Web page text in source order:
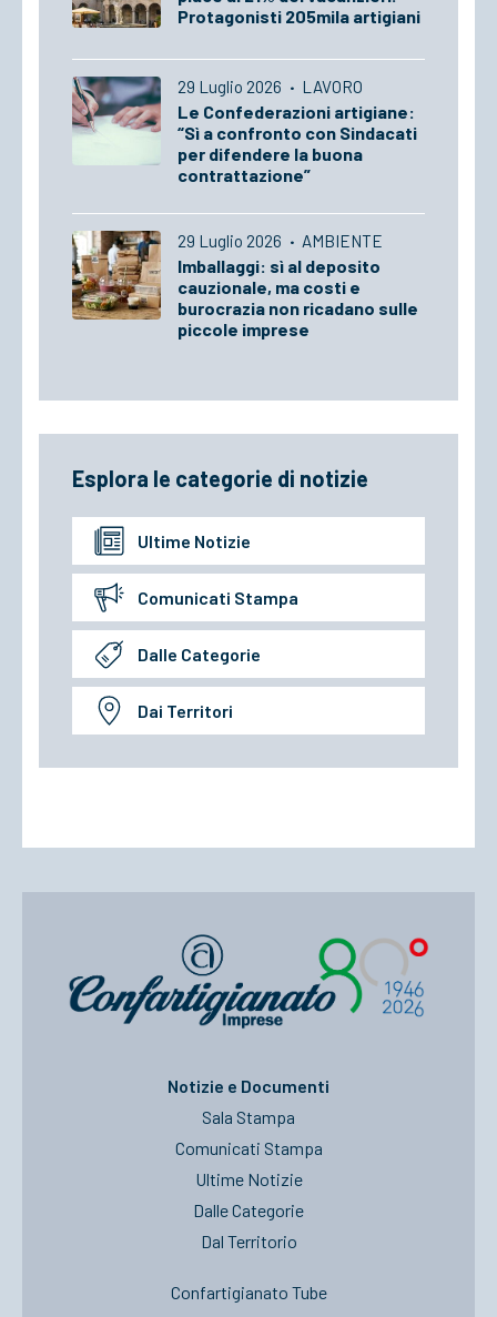
Protagonisti 205mila artigiani
29 Luglio 2026 · LAVORO
Le Confederazioni artigiane:
“Sì a confronto con Sindacati
per difendere la buona
contrattazione”
29 Luglio 2026 · AMBIENTE
Imballaggi: sì al deposito
cauzionale, ma costi e
burocrazia non ricadano sulle
piccole imprese
Esplora le categorie di notizie
Ultime Notizie
Comunicati Stampa
Dalle Categorie
Dai Territori
Notizie e Documenti
Sala Stampa
Comunicati Stampa
Ultime Notizie
Dalle Categorie
Dal Territorio
Confartigianato Tube